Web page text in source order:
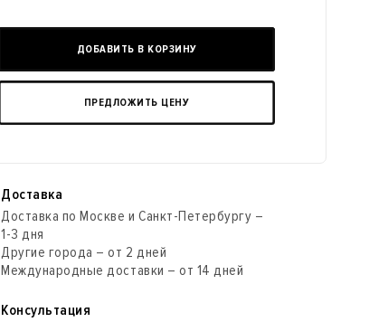
ДОБАВИТЬ В КОРЗИНУ
ПРЕДЛОЖИТЬ ЦЕНУ
Доставка
Доставка по Москве и Санкт-Петербургу –
1-3 дня
Другие города – от 2 дней
Международные доставки – от 14 дней
Консультация